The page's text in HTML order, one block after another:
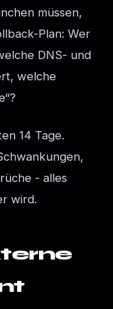
müssen,
Plan: Wer
DNS- und
welche
14 Tage.
- alles
wird.